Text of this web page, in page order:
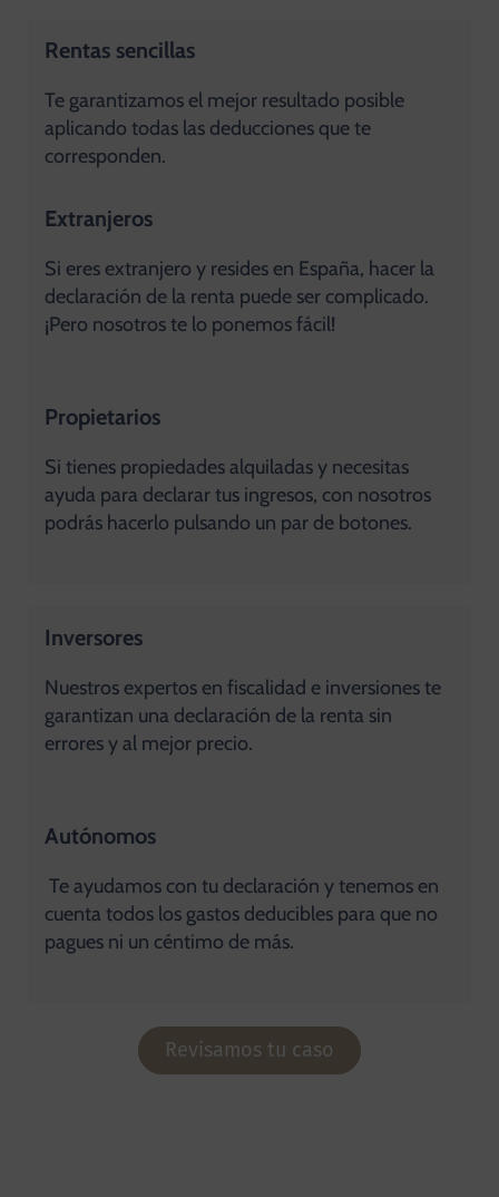
Rentas sencillas
Te garantizamos el mejor resultado posible
aplicando todas las deducciones que te
corresponden.
Extranjeros
Si eres extranjero y resides en España, hacer la
declaración de la renta puede ser complicado.
¡Pero nosotros te lo ponemos fácil!
Propietarios
Si tienes propiedades alquiladas y necesitas
ayuda para declarar tus ingresos, con nosotros
podrás hacerlo pulsando un par de botones.
Inversores
Nuestros expertos en fiscalidad e inversiones te
garantizan una declaración de la renta sin
errores y al mejor precio.
Autónomos
Te ayudamos con tu declaración y tenemos en
cuenta todos los gastos deducibles para que no
pagues ni un céntimo de más.
Revisamos tu caso